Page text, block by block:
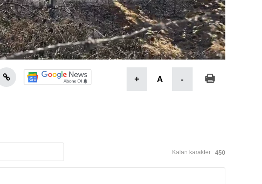
+ A -
Kalan karakter : 450